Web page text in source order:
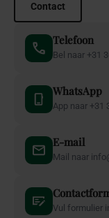
Contact
Telefoon
Bel naar +31
WhatsApp
App naar +31
E-mail
Mail naar
Vul formulier